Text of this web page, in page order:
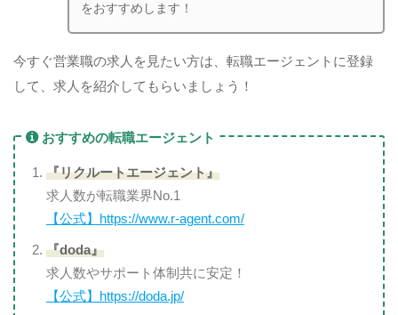
をおすすめします！
今すぐ営業職の求人を見たい方は、転職エージェントに登録
して、求人を紹介してもらいましょう！
おすすめの転職エージェント
『リクルートエージェント』
求人数が転職業界No.1
【公式】https://www.r-agent.com/
『doda』
求人数やサポート体制共に安定！
【公式】https://doda.jp/